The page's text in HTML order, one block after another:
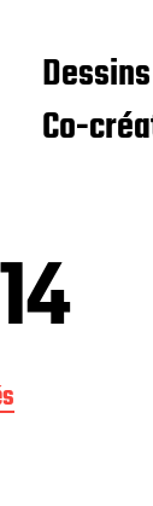
Dessins
Co-